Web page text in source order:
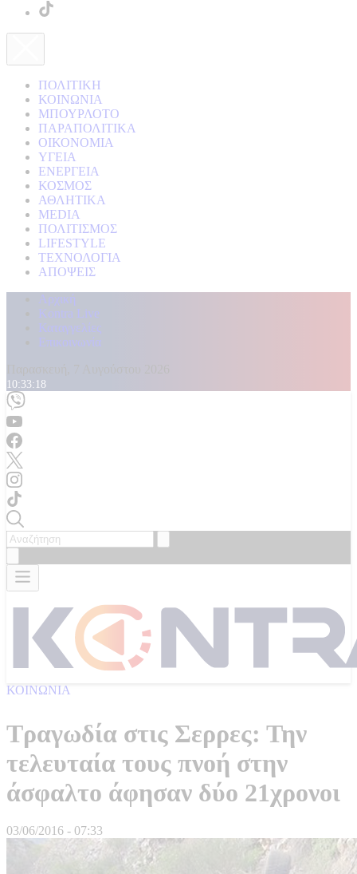
ΠΟΛΙΤΙΚΗ
ΚΟΙΝΩΝΙΑ
ΜΠΟΥΡΛΟΤΟ
ΠΑΡΑΠΟΛΙΤΙΚΑ
ΟΙΚΟΝΟΜΙΑ
ΥΓΕΙΑ
ΕΝΕΡΓΕΙΑ
ΚΟΣΜΟΣ
ΑΘΛΗΤΙΚΑ
MEDIA
ΠΟΛΙΤΙΣΜΟΣ
LIFESTYLE
ΤΕΧΝΟΛΟΓΙΑ
ΑΠΟΨΕΙΣ
Αρχική
Kontra Live
Καταγγελίες
Επικοινωνία
10:33:20
ΚΟΙΝΩΝΙΑ
Τραγωδία στις Σερρες: Την
τελευταία τους πνοή στην
άσφαλτο άφησαν δύο 21χρονοι
03/06/2016 - 07:33